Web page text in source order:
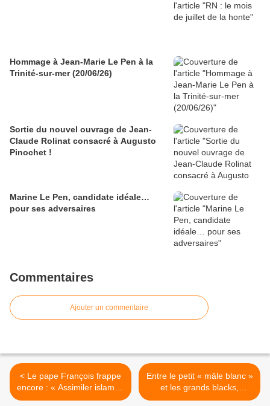
Hommage à Jean-Marie Le Pen à la
Trinité-sur-mer (20/06/26)
Sortie du nouvel ouvrage de Jean-
Claude Rolinat consacré à Augusto
Pinochet !
Marine Le Pen, candidate idéale…
pour ses adversaires
Commentaires
Ajouter un commentaire
< Le pape François frappe
encore : « Assimiler islam et
terrorisme est un
Entre le petit « mâle blanc »
et les grands blacks,
Emmanuel Macron a choisi